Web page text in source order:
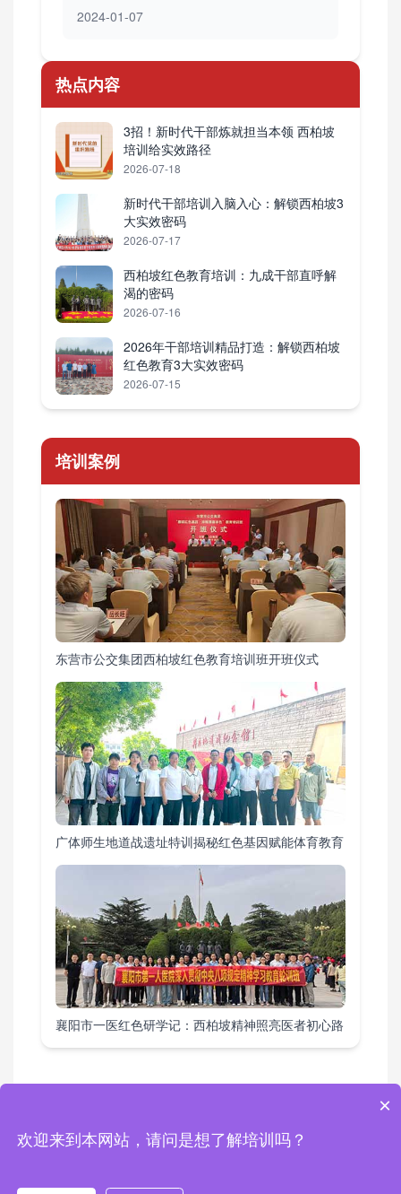
2024-01-07
热点内容
3招！新时代干部炼就担当本领 西柏坡
培训给实效路径
2026-07-18
新时代干部培训入脑入心：解锁西柏坡3
大实效密码
2026-07-17
西柏坡红色教育培训：九成干部直呼解
渴的密码
2026-07-16
2026年干部培训精品打造：解锁西柏坡
红色教育3大实效密码
2026-07-15
培训案例
东营市公交集团西柏坡红色教育培训班开班仪式
广体师生地道战遗址特训揭秘红色基因赋能体育教育
襄阳市一医红色研学记：西柏坡精神照亮医者初心路
Copyright © 2024 西柏坡红色培训基地 版权所有 地址：西柏坡红色培训基地
×
欢迎来到本网站，请问是想了解培训吗？